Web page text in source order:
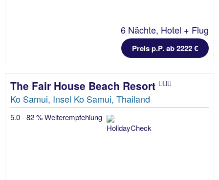
6 Nächte, Hotel + Flug
Preis p.P. ab 2222 €
The Fair House Beach Resort
Ko Samui, Insel Ko Samui, Thailand
5.0 - 82 % Weiterempfehlung